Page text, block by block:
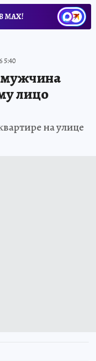
МАХ!
5:40
мужчина
лицо
на улице